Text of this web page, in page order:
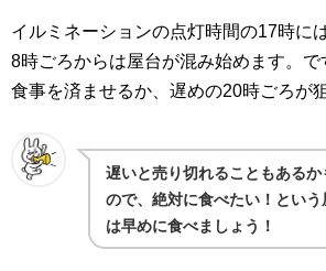
イルミネーションの点灯時間の17時に
8時ごろからは屋台が混み始めます。で
食事を済ませるか、遅めの20時ごろが
遅いと売り切れることもあるか
ので、絶対に食べたい！という
は早めに食べましょう！